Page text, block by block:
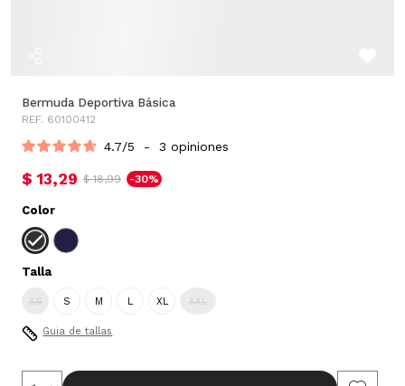
Bermuda Deportiva Básica
REF. 60100412
4.7/5 - 3 opiniones
$ 13,29 $ 18,99 -30%
Color
Talla
XS S M L XL XXL
Guia de tallas